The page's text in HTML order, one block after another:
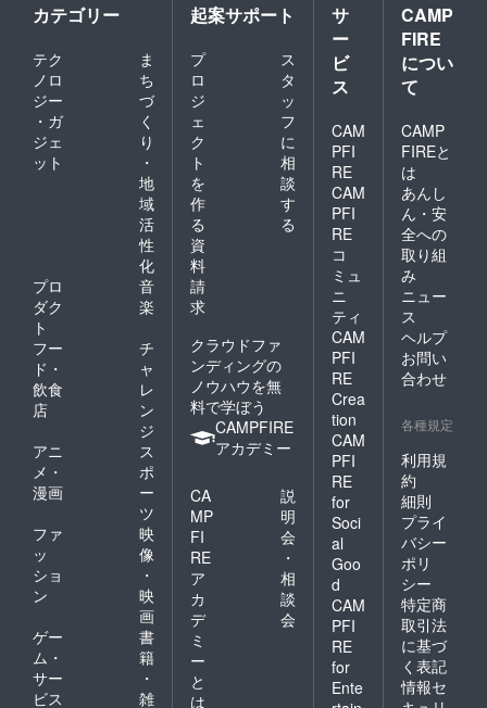
カテゴリー
テク
ノロ
ジー
・ガ
ジェ
ット
ま
ち
づ
く
り
・
地
域
活
性
化
プロ
ダク
ト
音
楽
フー
ド・
飲食
店
チ
ャ
レ
ン
ジ
アニ
メ・
漫画
ス
ポ
ー
ツ
ファ
ッ
ショ
ン
映
像
・
映
画
ゲー
ム・
サー
ビス
書
籍
・
雑
起案サポート
プ
ロ
ジ
ェ
ク
ト
を
作
る
ス
タ
ッ
フ
に
相
談
す
る
資
料
請
求
クラウドファ
ンディングの
ノウハウを無
料で学ぼう
CAMPFIRE
アカデミー
CA
MP
FI
RE
ア
カ
デ
ミ
ー
と
は
説
明
会
・
相
談
会
サ
ー
ビ
ス
CAM
PFI
RE
CAM
PFI
RE
コ
ミュ
ニ
ティ
CAM
PFI
RE
Crea
tion
CAM
PFI
RE
for
Soci
al
Goo
d
CAM
PFI
RE
for
Ente
CAMP
FIRE
につい
て
CAMP
FIREと
は
あんし
ん・安
全への
取り組
み
ニュー
ス
ヘルプ
お問い
合わせ
各種規定
利用規
約
細則
プライ
バシー
ポリ
シー
特定商
取引法
に基づ
く表記
情報セ